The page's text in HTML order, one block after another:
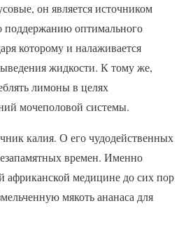
он является источником
поддержанию оптимального
которому и налаживается
жидкости. К тому же,
лимоны в целях
мочеполовой системы.
калия. О его чудодейственных
времен. Именно
африканской медицине до сих пор
мякоть ананаса для